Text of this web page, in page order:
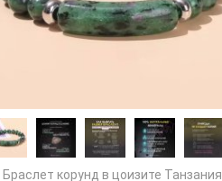
Браслет корунд в цоизите Танзания